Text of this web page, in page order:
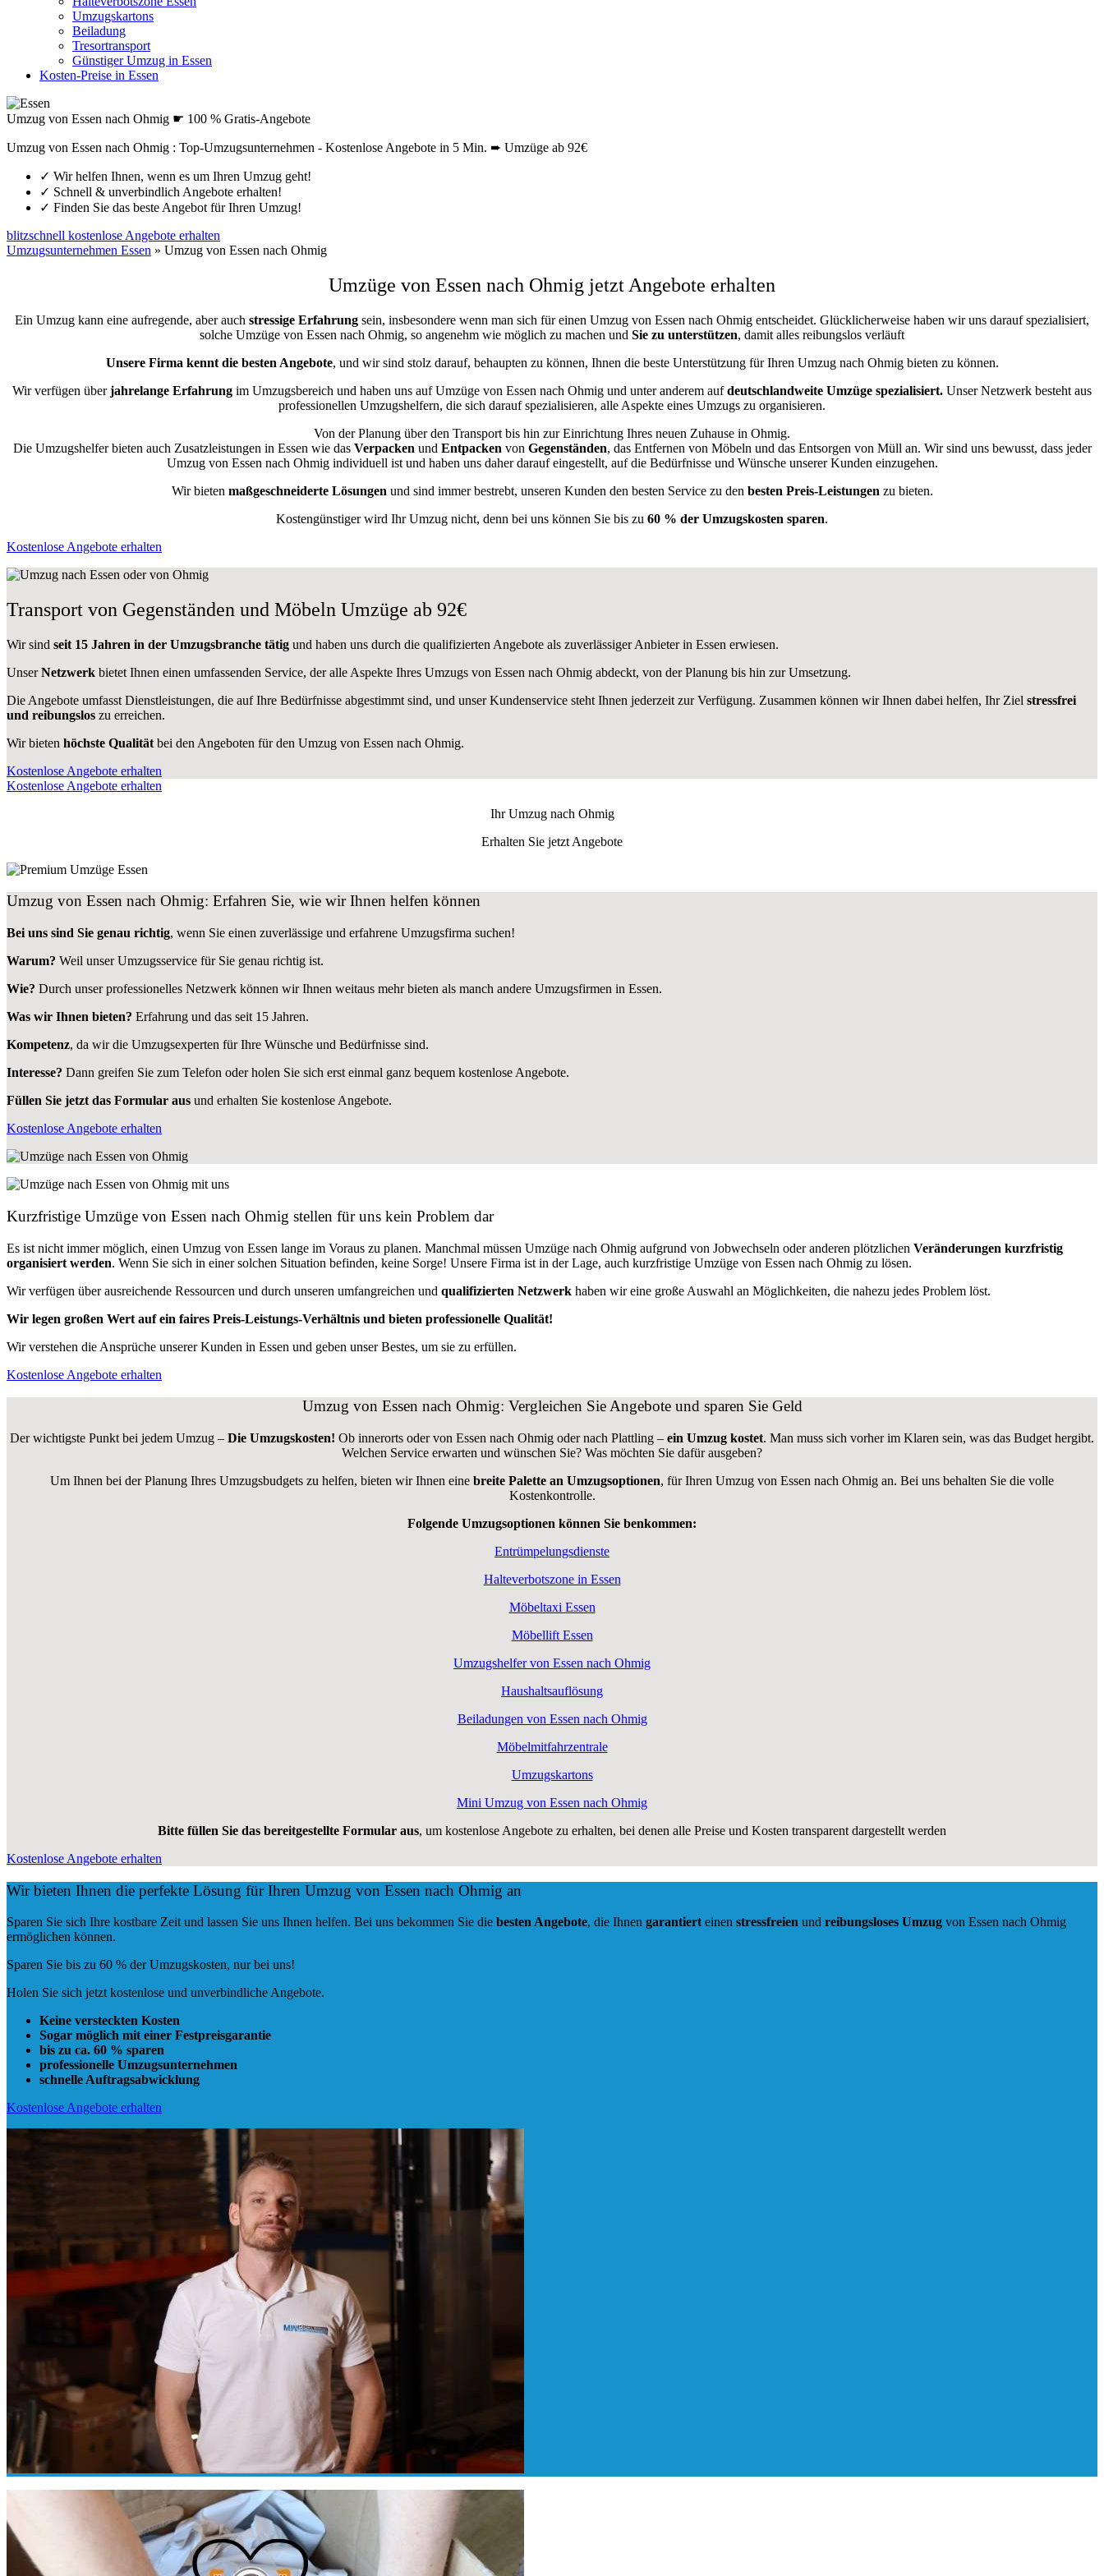
Umzugskartons
Beiladung
Tresortransport
Günstiger Umzug in Essen
Kosten-Preise in Essen
Umzug von Essen nach Ohmig ☛ 100 % Gratis-Angebote
Umzug von Essen nach Ohmig : Top-Umzugsunternehmen - Kostenlose Angebote in 5 Min. ➨ Umzüge ab 92€
✓ Wir helfen Ihnen, wenn es um Ihren Umzug geht!
✓ Schnell & unverbindlich Angebote erhalten!
✓ Finden Sie das beste Angebot für Ihren Umzug!
blitzschnell kostenlose Angebote erhalten
Umzugsunternehmen Essen » Umzug von Essen nach Ohmig
Umzüge von Essen nach Ohmig jetzt Angebote erhalten
Ein Umzug kann eine aufregende, aber auch stressige Erfahrung sein, insbesondere wenn man sich für einen Umzug von Essen nach Ohmig entscheidet. Glücklicherweise haben wir uns darauf spezialisiert,
solche Umzüge von Essen nach Ohmig, so angenehm wie möglich zu machen und Sie zu unterstützen, damit alles reibungslos verläuft
Unsere Firma kennt die besten Angebote, und wir sind stolz darauf, behaupten zu können, Ihnen die beste Unterstützung für Ihren Umzug nach Ohmig bieten zu können.
Wir verfügen überjahrelange Erfahrung im Umzugsbereich und haben uns auf Umzüge von Essen nach Ohmig und unter anderem aufdeutschlandweite Umzüge spezialisiert. Unser Netzwerk besteht aus
professionellen Umzugshelfern, die sich darauf spezialisieren, alle Aspekte eines Umzugs zu organisieren.
Von der Planung über den Transport bis hin zur Einrichtung Ihres neuen Zuhause in Ohmig.
Die Umzugshelfer bieten auch Zusatzleistungen in Essen wie das Verpacken und Entpacken von Gegenständen, das Entfernen von Möbeln und das Entsorgen von Müll an. Wir sind uns bewusst, dass jeder
Umzug von Essen nach Ohmig individuell ist und haben uns daher darauf eingestellt, auf die Bedürfnisse und Wünsche unserer Kunden einzugehen.
Wir bieten maßgeschneiderte Lösungen und sind immer bestrebt, unseren Kunden den besten Service zu den besten Preis-Leistungen zu bieten.
Kostengünstiger wird Ihr Umzug nicht, denn bei uns können Sie bis zu 60 % der Umzugskosten sparen.
Kostenlose Angebote erhalten
Transport von Gegenständen und Möbeln Umzüge ab 92€
Wir sind seit 15 Jahren in der Umzugsbranche tätig und haben uns durch die qualifizierten Angebote als zuverlässiger Anbieter in Essen erwiesen.
UnserNetzwerk bietet Ihnen einen umfassenden Service, der alle Aspekte Ihres Umzugs von Essen nach Ohmig abdeckt, von der Planung bis hin zur Umsetzung.
Die Angebote umfasst Dienstleistungen, die auf Ihre Bedürfnisse abgestimmt sind, und unser Kundenservice steht Ihnen jederzeit zur Verfügung. Zusammen können wir Ihnen dabei helfen, Ihr Ziel stressfrei
und reibungslos zu erreichen.
Wir bieten höchste Qualität bei den Angeboten für den Umzug von Essen nach Ohmig.
Kostenlose Angebote erhalten
Kostenlose Angebote erhalten
Ihr Umzug nach Ohmig
Erhalten Sie jetzt Angebote
Umzug von Essen nach Ohmig: Erfahren Sie, wie wir Ihnen helfen können
Bei uns sind Sie genau richtig, wenn Sie einen zuverlässige und erfahrene Umzugsfirma suchen!
Warum? Weil unser Umzugsservice für Sie genau richtig ist.
Wie? Durch unser professionelles Netzwerk können wir Ihnen weitaus mehr bieten als manch andere Umzugsfirmen in Essen.
Was wir Ihnen bieten? Erfahrung und das seit 15 Jahren.
Kompetenz, da wir die Umzugsexperten für Ihre Wünsche und Bedürfnisse sind.
Interesse? Dann greifen Sie zum Telefon oder holen Sie sich erst einmal ganz bequem kostenlose Angebote.
Füllen Sie jetzt das Formular aus und erhalten Sie kostenlose Angebote.
Kostenlose Angebote erhalten
Kurzfristige Umzüge von Essen nach Ohmig stellen für uns kein Problem dar
Es ist nicht immer möglich, einen Umzug von Essen lange im Voraus zu planen. Manchmal müssen Umzüge nach Ohmig aufgrund von Jobwechseln oder anderen plötzlichen Veränderungen kurzfristig
organisiert werden. Wenn Sie sich in einer solchen Situation befinden, keine Sorge! Unsere Firma ist in der Lage, auch kurzfristige Umzüge von Essen nach Ohmig zu lösen.
Wir verfügen über ausreichende Ressourcen und durch unseren umfangreichen und qualifizierten Netzwerk haben wir eine große Auswahl an Möglichkeiten, die nahezu jedes Problem löst.
Wir legen großen Wert auf ein faires Preis-Leistungs-Verhältnis und bieten professionelle Qualität!
Wir verstehen die Ansprüche unserer Kunden in Essen und geben unser Bestes, um sie zu erfüllen.
Kostenlose Angebote erhalten
Umzug von Essen nach Ohmig: Vergleichen Sie Angebote und sparen Sie Geld
Der wichtigste Punkt bei jedem Umzug – Die Umzugskosten! Ob innerorts oder von Essen nach Ohmig oder nach Plattling – ein Umzug kostet. Man muss sich vorher im Klaren sein, was das Budget hergibt.
Welchen Service erwarten und wünschen Sie? Was möchten Sie dafür ausgeben?
Um Ihnen bei der Planung Ihres Umzugsbudgets zu helfen, bieten wir Ihnen eine breite Palette an Umzugsoptionen, für Ihren Umzug von Essen nach Ohmig an. Bei uns behalten Sie die volle
Kostenkontrolle.
Folgende Umzugsoptionen können Sie benkommen:
Entrümpelungsdienste
Halteverbotszone in Essen
Möbeltaxi Essen
Möbellift Essen
Umzugshelfer von Essen nach Ohmig
Haushaltsauflösung
Beiladungen von Essen nach Ohmig
Möbelmitfahrzentrale
Umzugskartons
Mini Umzug von Essen nach Ohmig
Bitte füllen Sie das bereitgestellte Formular aus, um kostenlose Angebote zu erhalten, bei denen alle Preise und Kosten transparent dargestellt werden
Kostenlose Angebote erhalten
Wir bieten Ihnen die perfekte Lösung für Ihren Umzug von Essen nach Ohmig an
Sparen Sie sich Ihre kostbare Zeit und lassen Sie uns Ihnen helfen. Bei uns bekommen Sie die besten Angebote, die Ihnen garantiert einen stressfreien und reibungsloses Umzug von Essen nach Ohmig
ermöglichen können.
Sparen Sie bis zu 60 % der Umzugskosten, nur bei uns!
Holen Sie sich jetzt kostenlose und unverbindliche Angebote.
Keine versteckten Kosten
Sogar möglich mit einer Festpreisgarantie
bis zu ca. 60 % sparen
professionelle Umzugsunternehmen
schnelle Auftragsabwicklung
Kostenlose Angebote erhalten